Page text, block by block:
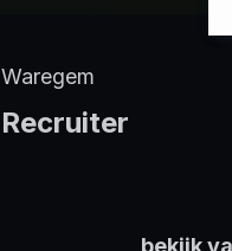
Waregem
Recruiter
bekijk